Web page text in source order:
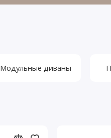
Модульные диваны